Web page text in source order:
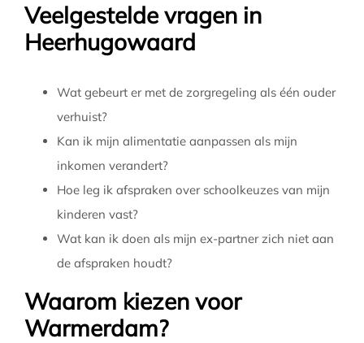
Veelgestelde vragen in
Heerhugowaard
Wat gebeurt er met de zorgregeling als één ouder
verhuist?
Kan ik mijn alimentatie aanpassen als mijn
inkomen verandert?
Hoe leg ik afspraken over schoolkeuzes van mijn
kinderen vast?
Wat kan ik doen als mijn ex-partner zich niet aan
de afspraken houdt?
Waarom kiezen voor
Warmerdam?